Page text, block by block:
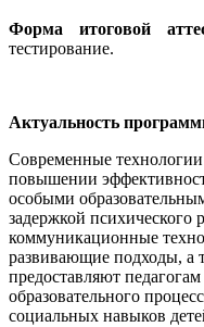
Форма итоговой
тестирование.
Актуальность
Современные
повышении
особыми
задержкой
коммуникационные
развивающие подходы, а
предоставляют
образовательного
социальных навыков